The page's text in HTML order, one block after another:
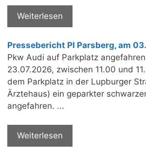
Weiterlesen
Pressebericht PI Parsberg, am
Pkw Audi auf Parkplatz
23.07.2026, zwischen 11.00 und
dem Parkplatz in der Lupburger
Ärztehaus) ein geparkter
angefahren. ...
Weiterlesen